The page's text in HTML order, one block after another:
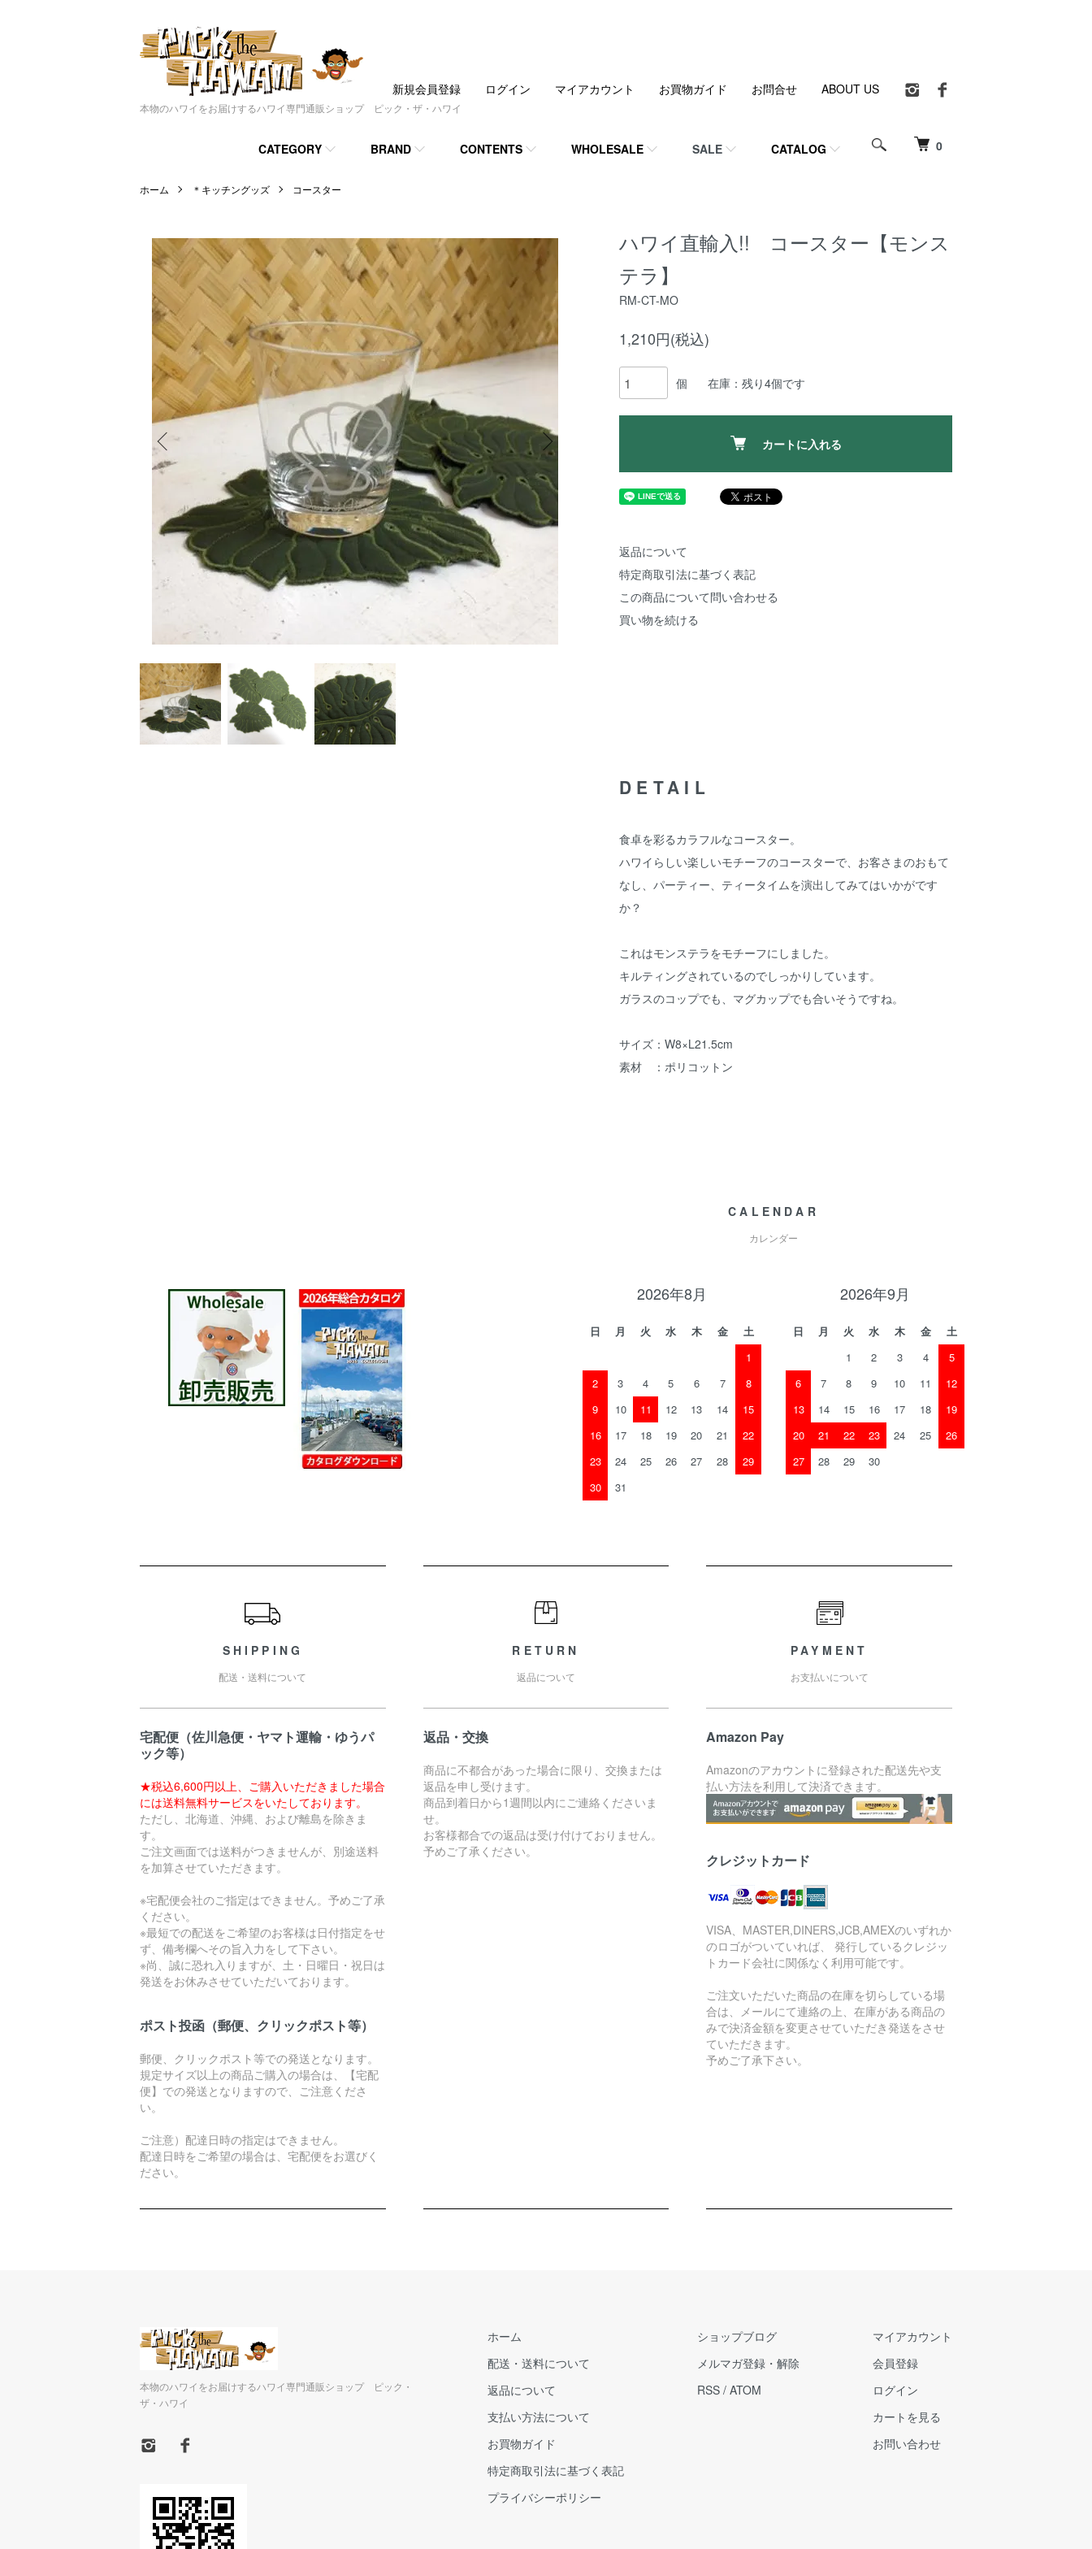
本物のハワイをお届けするハワイ専門通販ショップ ピック・ザ・ハワイ
0
CATEGORY BRAND CONTENTS WHOLESALE SALE CATALOG
新規会員登録 ログイン マイアカウント お買物ガイド お問合せ ABOUT US
ホーム ＊キッチングッズ コースター
ハワイ直輸入!! コースター【モンス
テラ】
RM-CT-MO
1,210円(税込)
個 在庫：残り4個です
カートに入れる
返品について
特定商取引法に基づく表記
この商品について問い合わせる
買い物を続ける
DETAIL
食卓を彩るカラフルなコースター。
ハワイらしい楽しいモチーフのコースターで、お客さまのおもて
なし、パーティー、ティータイムを演出してみてはいかがです
か？
これはモンステラをモチーフにしました。
キルティングされているのでしっかりしています。
ガラスのコップでも、マグカップでも合いそうですね。
サイズ：W8×L21.5cm
素材 ：ポリコットン
CALENDAR
カレンダー
2026年8月
日 月 火 水 木 金
土
1
2
3 4 5 6 7
8
9
10 11 12 13 14
15
16
17 18 19 20 21
22
23
24 25 26 27 28
29
30
31
2026年9月
日 月 火 水 木 金
土
1
2 3 4
5
6
7 8 9 10 11
12
13
14 15 16 17 18
19
20
21 22 23 24 25
26
27
28 29 30
SHIPPING
配送・送料について
宅配便（佐川急便・ヤマト運輸・ゆうパ
ック等）
★税込6,600円以上、ご購入いただきました場合
には送料無料サービスをいたしております。
ただし、北海道、沖縄、および離島を除きま
す。
ご注文画面では送料がつきませんが、別途送料
を加算させていただきます。
※宅配便会社のご指定はできません。予めご了承
ください。
※最短での配送をご希望のお客様は日付指定をせ
ず、備考欄へその旨入力をして下さい。
※尚、誠に恐れ入りますが、土・日曜日・祝日は
発送をお休みさせていただいております。
ポスト投函（郵便、クリックポスト等）
郵便、クリックポスト等での発送となります。
規定サイズ以上の商品ご購入の場合は、【宅配
便】での発送となりますので、ご注意くださ
い。
ご注意）配達日時の指定はできません。
配達日時をご希望の場合は、宅配便をお選びく
ださい。
RETURN
返品について
返品・交換
商品に不都合があった場合に限り、交換または
返品を申し受けます。
商品到着日から1週間以内にご連絡くださいま
せ。
お客様都合での返品は受け付けておりません。
予めご了承ください。
PAYMENT
お支払いについて
Amazon Pay
Amazonのアカウントに登録された配送先や支
払い方法を利用して決済できます。
クレジットカード
VISA、MASTER,DINERS,JCB,AMEXのいずれか
のロゴがついていれば、 発行しているクレジッ
トカード会社に関係なく利用可能です。
ご注文いただいた商品の在庫を切らしている場
合は、メールにて連絡の上、在庫がある商品の
みで決済金額を変更させていただき発送をさせ
ていただきます。
予めご了承下さい。
本物のハワイをお届けするハワイ専門通販ショップ ピック・
ザ・ハワイ
ホーム
配送・送料について
返品について
支払い方法について
お買物ガイド
特定商取引法に基づく表記
プライバシーポリシー
ショップブログ
メルマガ登録・解除
RSS / ATOM
マイアカウント
会員登録
ログイン
カートを見る
お問い合わせ